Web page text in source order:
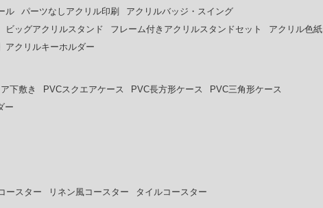
ル パーツなしアクリル印刷
アクリルバッジ・スイング
ビッグアクリルスタンド フレーム付きアクリルスタンドセット
アクリル色紙
アクリルキーホルダー
下敷き PVCスクエアケース PVC長方形ケース
PVC三角形ケース
ー
ースター リネン風コースター タイルコースター